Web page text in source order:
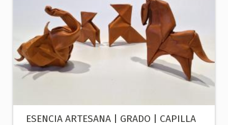
ESENCIA ARTESANA | GRADO | CAPILLA